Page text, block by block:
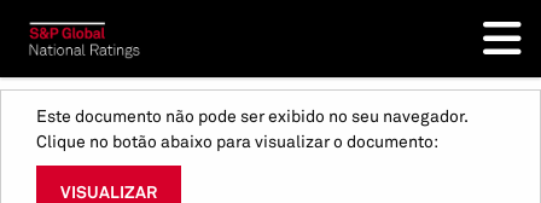
Este documento não pode ser exibido no seu navegador.
Clique no botão abaixo para visualizar o documento:
VISUALIZAR